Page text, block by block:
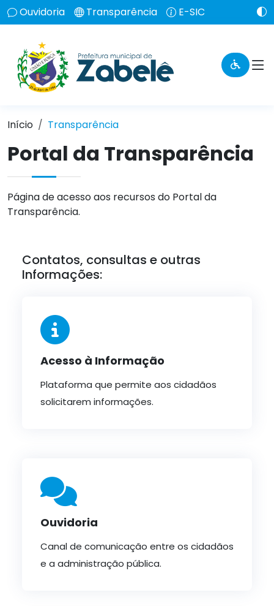
Ouvidoria Transparência E-SIC
Início Transparência
Portal da Transparência
Página de acesso aos recursos do Portal da
Transparência.
Contatos, consultas e outras
Informações:
Acesso à Informação
Plataforma que permite aos cidadãos
solicitarem informações.
Ouvidoria
Canal de comunicação entre os cidadãos
e a administração pública.